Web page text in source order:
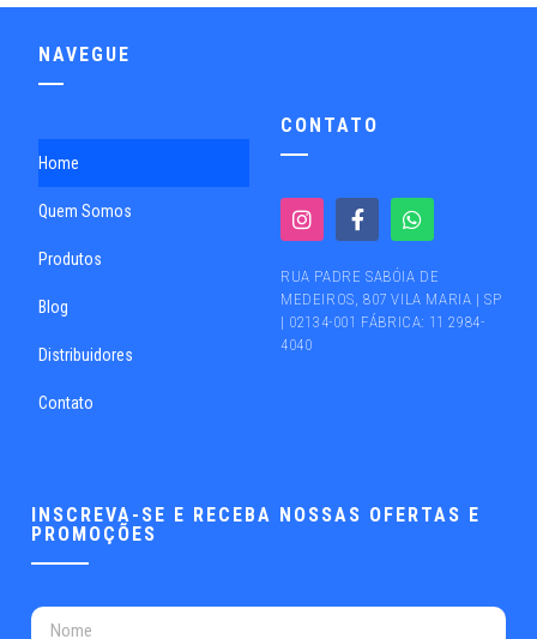
NAVEGUE
Home
Quem Somos
Produtos
Blog
Distribuidores
Contato
CONTATO
RUA PADRE SABÓIA DE
MEDEIROS, 807 VILA MARIA | SP
| 02134-001 FÁBRICA: 11 2984-
4040
INSCREVA-SE E RECEBA NOSSAS OFERTAS E
PROMOÇÕES